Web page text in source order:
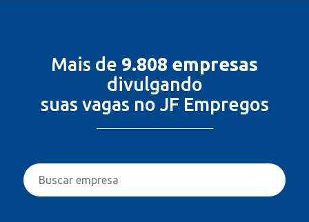
Mais de 9.808 empresas
divulgando
suas vagas no JF Empregos